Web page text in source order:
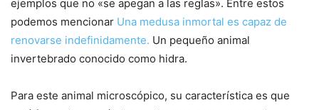
ejemplos que no «se apegan a las reglas». Entre estos
podemos mencionar Una medusa inmortal es capaz de
renovarse indefinidamente. Un pequeño animal
invertebrado conocido como hidra.
Para este animal microscópico, su característica es que